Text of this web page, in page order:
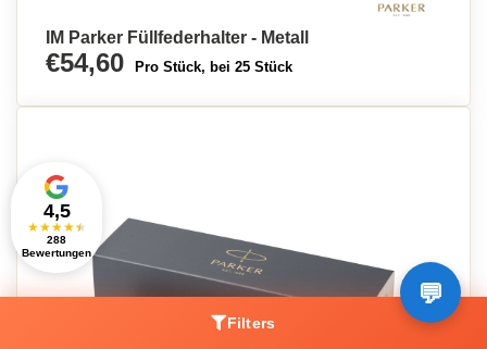
IM Parker Füllfederhalter - Metall
€54,60 Pro Stück, bei 25 Stück
Filters
4,5
★★★★★
288
Bewertungen